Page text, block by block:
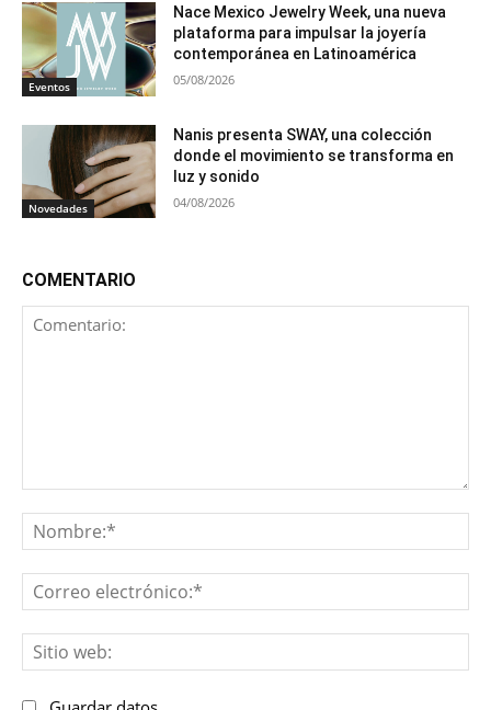
Eventos
Nace Mexico Jewelry Week, una nueva
plataforma para impulsar la joyería
contemporánea en Latinoamérica
05/08/2026
Novedades
Nanis presenta SWAY, una colección
donde el movimiento se transforma en
luz y sonido
04/08/2026
COMENTARIO